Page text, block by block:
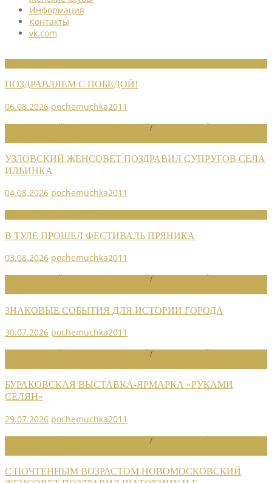
Информация
Контакты
vk.com
ПОЗДРАВЛЯЕМ С ПОБЕДОЙ!
06.08.2026 pochemuchka2011
/
УЗЛОВСКИЙ ЖЕНСОВЕТ ПОЗДРАВИЛ СУПРУГОВ СЕЛА
ИЛЬИНКА
04.08.2026 pochemuchka2011
В ТУЛЕ ПРОШЕЛ ФЕСТИВАЛЬ ПРЯНИКА
03.08.2026 pochemuchka2011
/
ЗНАКОВЫЕ СОБЫТИЯ ДЛЯ ИСТОРИИ ГОРОДА
30.07.2026 pochemuchka2011
/
БУРАКОВСКАЯ ВЫСТАВКА-ЯРМАРКА «РУКАМИ
СЕЛЯН»
29.07.2026 pochemuchka2011
/
С ПОЧТЕННЫМ ВОЗРАСТОМ НОВОМОСКОВСКИЙ